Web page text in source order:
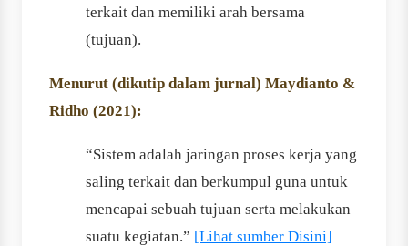
terkait dan memiliki arah bersama
(tujuan).
Menurut (dikutip dalam jurnal) Maydianto &
Ridho (2021):
“Sistem adalah jaringan proses kerja yang
saling terkait dan berkumpul guna untuk
mencapai sebuah tujuan serta melakukan
suatu kegiatan.” [Lihat sumber Disini]